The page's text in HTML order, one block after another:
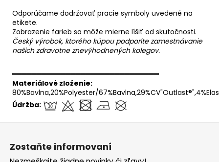
Odporúčame dodržovať pracie symboly uvedené na
etikete.
Zobrazenie farieb sa môže mierne líšiť od skutočnosti.
Český výrobok, ktorého kúpou podporíte zamestnávanie
našich zdravotne znevýhodnených kolegov.
══════════════════════════════
Materiálové zloženie:
80%Bavlna,20%Polyester/
Údržba:
Zostaňte informovaní